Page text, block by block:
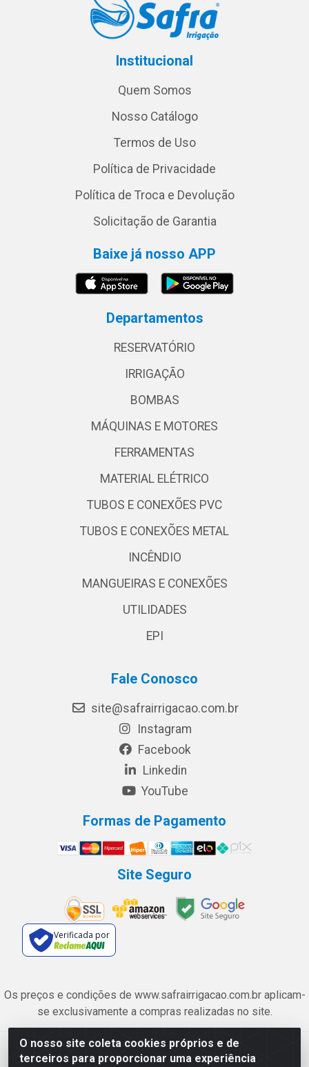
O nosso site coleta cookies próprios e de
terceiros para proporcionar uma experiência
Institucional
Quem Somos
Nosso Catálogo
Termos de Uso
Política de Privacidade
Política de Troca e Devolução
Solicitação de Garantia
Baixe já nosso APP
Departamentos
RESERVATÓRIO
IRRIGAÇÃO
BOMBAS
MÁQUINAS E MOTORES
FERRAMENTAS
MATERIAL ELÉTRICO
TUBOS E CONEXÕES PVC
TUBOS E CONEXÕES METAL
INCÊNDIO
MANGUEIRAS E CONEXÕES
UTILIDADES
EPI
Fale Conosco
site@safrairrigacao.com.br
Instagram
Facebook
Linkedin
YouTube
Formas de Pagamento
Site Seguro
Verificada por
Os preços e condições de www.safrairrigacao.com.br aplicam-
se exclusivamente a compras realizadas no site.
Safra Agrícola e Pecuária LTDA - Avenida Castelo Branco, 5330 -